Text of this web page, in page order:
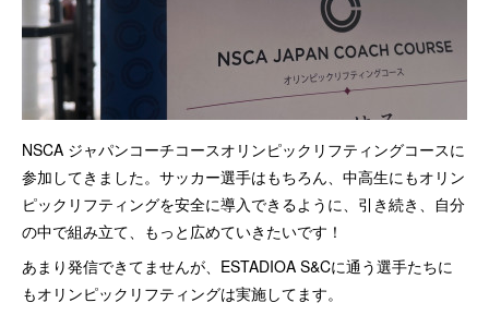
NSCA ジャパンコーチコースオリンピックリフティングコースに
参加してきました。サッカー選手はもちろん、中高生にもオリン
ピックリフティングを安全に導入できるように、引き続き、自分
の中で組み立て、もっと広めていきたいです！
あまり発信できてませんが、ESTADIOA S&Cに通う選手たちに
もオリンピックリフティングは実施してます。